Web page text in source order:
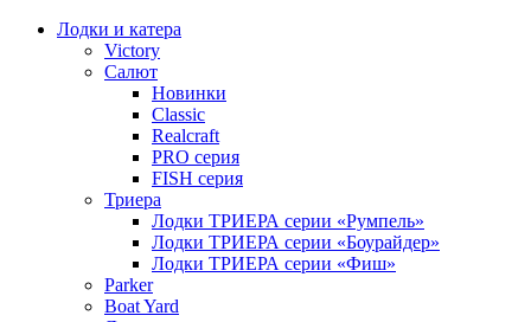
Лодки и катера
Victory
Салют
Новинки
Classic
Realcraft
PRO серия
FISH серия
Триера
Лодки ТРИЕРА серии «Румпель»
Лодки ТРИЕРА серии «Боурайдер»
Лодки ТРИЕРА серии «Фиш»
Parker
Boat Yard